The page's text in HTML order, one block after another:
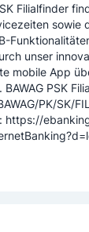
Filialfinder
sowie
unser
mobile App
PSK
PK/SK/
https://